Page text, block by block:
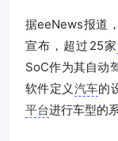
据eeNews报道
宣布，超过25家
SoC作为其自动
软件定义汽车的
平台进行车型的